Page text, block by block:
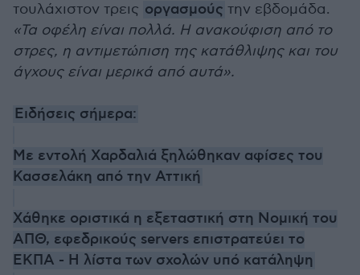
τουλάχιστον τρεις οργασμούς την εβδομάδα.
«Τα οφέλη είναι πολλά. Η ανακούφιση από το
στρες, η αντιμετώπιση της κατάθλιψης και του
άγχους είναι μερικά από αυτά».
Ειδήσεις σήμερα:
Με εντολή Χαρδαλιά ξηλώθηκαν αφίσες του
Κασσελάκη από την Αττική
Χάθηκε οριστικά η εξεταστική στη Νομική του
ΑΠΘ, εφεδρικούς servers επιστρατεύει το
ΕΚΠΑ - Η λίστα των σχολών υπό κατάληψη